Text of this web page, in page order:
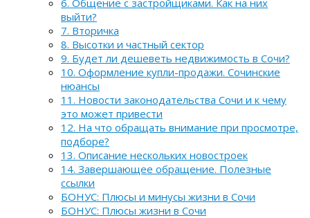
6. Общение с застройщиками. Как на них
выйти?
7. Вторичка
8. Высотки и частный сектор
9. Будет ли дешеветь недвижимость в Сочи?
10. Оформление купли-продажи. Сочинские
нюансы
11. Новости законодательства Сочи и к чему
это может привести
12. На что обращать внимание при просмотре,
подборе?
13. Описание нескольких новостроек
14. Завершающее обращение. Полезные
ссылки
БОНУС: Плюсы и минусы жизни в Сочи
БОНУС: Плюсы жизни в Сочи